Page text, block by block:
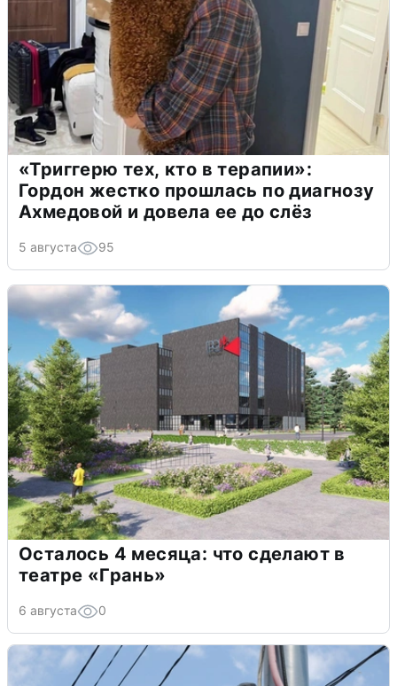
«Триггерю тех, кто в терапии»:
Гордон жестко прошлась по диагнозу
Ахмедовой и довела ее до слёз
5 августа 95
Осталось 4 месяца: что сделают в
театре «Грань»
6 августа 0